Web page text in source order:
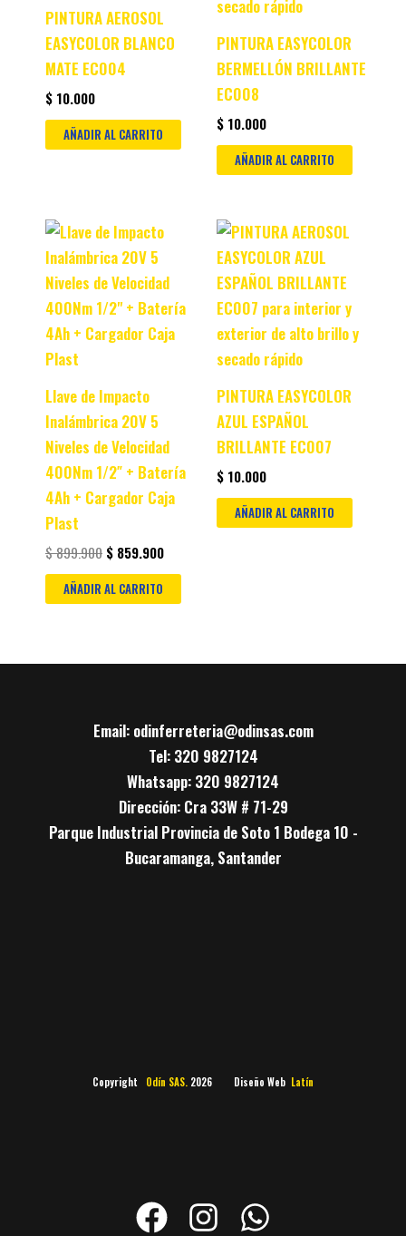
PINTURA AEROSOL
EASYCOLOR BLANCO
MATE EC004
$ 10.000
AÑADIR AL CARRITO
PINTURA EASYCOLOR
BERMELLÓN BRILLANTE
EC008
$ 10.000
AÑADIR AL CARRITO
Llave de Impacto
Inalámbrica 20V 5
Niveles de Velocidad
400Nm 1/2″ + Batería
4Ah + Cargador Caja
Plast
$899.900
Original
price
was:
$ 899.900.
$ 859.900
Current
price
$ 859.900.
AÑADIR AL CARRITO
PINTURA EASYCOLOR
AZUL ESPAÑOL
BRILLANTE EC007
$ 10.000
AÑADIR AL CARRITO
Email: odinferreteria@odinsas.com
Tel: 320 9827124
Whatsapp: 320 9827124
Dirección: Cra 33W # 71-29
Parque Industrial Provincia de Soto 1 Bodega 10 -
Bucaramanga, Santander
Copyright Odín SAS. 2026 Diseño Web Latín